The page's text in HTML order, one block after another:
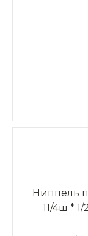
Ниппель
11/4ш *